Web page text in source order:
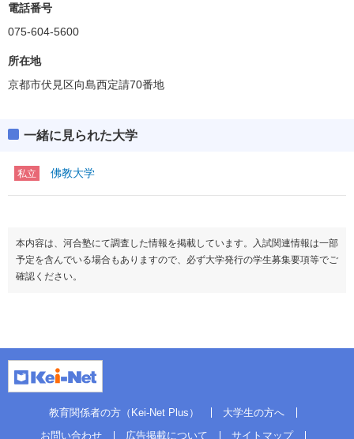
電話番号
075-604-5600
所在地
京都市伏見区向島西定請70番地
一緒に見られた大学
私立 佛教大学
本内容は、河合塾にて調査した情報を掲載しています。入試関連情報は一部
予定を含んでいる場合もありますので、必ず大学発行の学生募集要項等でご
確認ください。
教育関係者の方（Kei-Net Plus）
大学生の方へ
お問い合わせ
広告掲載について サイトマップ